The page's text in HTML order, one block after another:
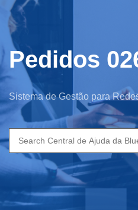
Pedidos
Sistema de Gestão para
Search
for: